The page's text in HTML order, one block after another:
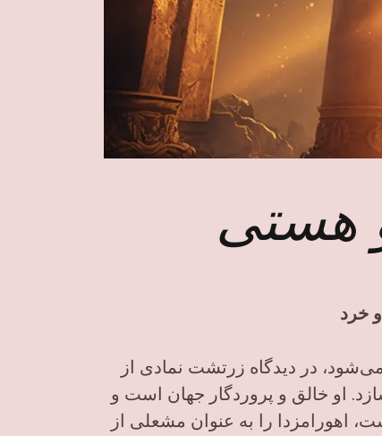
هستی
خرد
در دیدگاه زرتشت نمادی از
او خالق و پروردگار جهان است و
اهورامزدا را به عنوان مشعلی از